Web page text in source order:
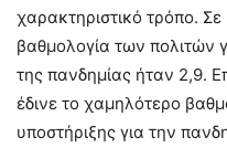
χαρακτηριστικό τρόπο.
βαθμολογία των πολιτών
της πανδημίας ήταν 2,9.
έδινε το χαμηλότερο
υποστήριξης για την